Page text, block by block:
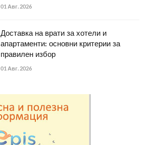
01 Авг. 2026
Доставка на врати за хотели и
апартаменти: основни критерии за
правилен избор
01 Авг. 2026